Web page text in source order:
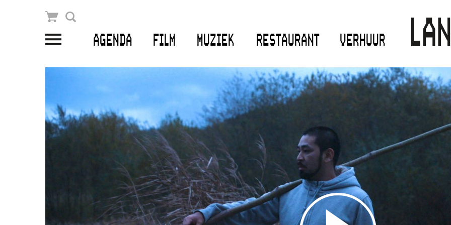
AGENDA FILM MUZIEK RESTAURANT VERHUUR
Winkelmandje
PLAN JE BEZOEK
Openingstijden & contact
Bereikbaarheid
Kaartverkoop
Schoolvoorstellingen
Filmprogramma’s Primair Onderwijs